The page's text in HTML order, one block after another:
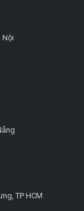
Nội
TP HCM